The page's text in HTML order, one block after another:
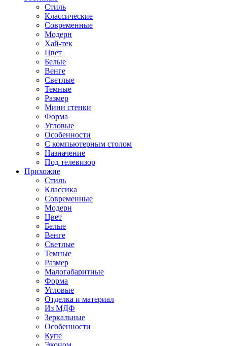
Стиль
Классические
Современные
Модерн
Хай-тек
Цвет
Белые
Венге
Светлые
Темные
Размер
Мини стенки
Форма
Угловые
Особенности
С компьютерным столом
Назначение
Под телевизор
Прихожие
Стиль
Классика
Современные
Модерн
Цвет
Белые
Венге
Светлые
Темные
Размер
Малогабаритные
Форма
Угловые
Отделка и материал
Из МДФ
Зеркальные
Особенности
Купе